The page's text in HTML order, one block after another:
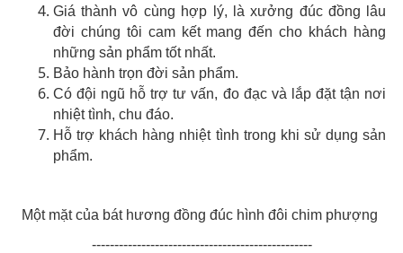
Giá thành vô cùng hợp lý, là xưởng đúc đồng lâu
đời chúng tôi cam kết mang đến cho khách hàng
những sản phẩm tốt nhất.
Bảo hành trọn đời sản phẩm.
Có đội ngũ hỗ trợ tư vấn, đo đạc và lắp đặt tận nơi
nhiệt tình, chu đáo.
Hỗ trợ khách hàng nhiệt tình trong khi sử dụng sản
phẩm.
Một mặt của bát hương đồng đúc hình đôi chim phượng
-------------------------------------------------